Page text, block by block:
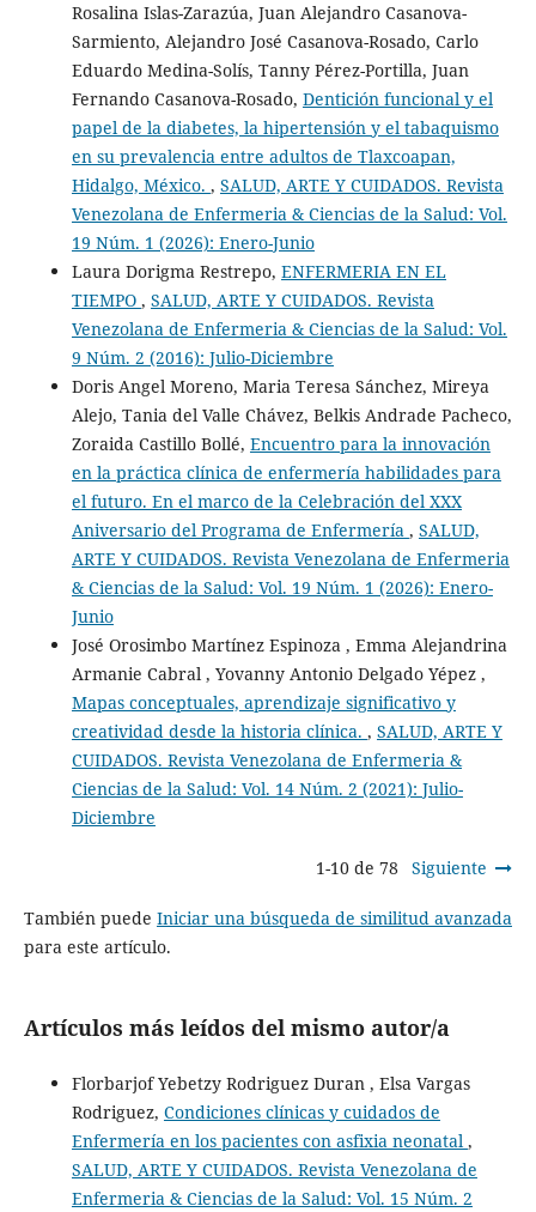
Rosalina Islas-Zarazúa, Juan Alejandro Casanova-
Sarmiento, Alejandro José Casanova-Rosado, Carlo
Eduardo Medina-Solís, Tanny Pérez-Portilla, Juan
Fernando Casanova-Rosado, Dentición funcional y el
papel de la diabetes, la hipertensión y el tabaquismo
en su prevalencia entre adultos de Tlaxcoapan,
Hidalgo, México. , SALUD, ARTE Y CUIDADOS. Revista
Venezolana de Enfermeria & Ciencias de la Salud: Vol.
19 Núm. 1 (2026): Enero-Junio
Laura Dorigma Restrepo, ENFERMERIA EN EL
TIEMPO , SALUD, ARTE Y CUIDADOS. Revista
Venezolana de Enfermeria & Ciencias de la Salud: Vol.
9 Núm. 2 (2016): Julio-Diciembre
Doris Angel Moreno, Maria Teresa Sánchez, Mireya
Alejo, Tania del Valle Chávez, Belkis Andrade Pacheco,
Zoraida Castillo Bollé, Encuentro para la innovación
en la práctica clínica de enfermería habilidades para
el futuro. En el marco de la Celebración del XXX
Aniversario del Programa de Enfermería , SALUD,
ARTE Y CUIDADOS. Revista Venezolana de Enfermeria
& Ciencias de la Salud: Vol. 19 Núm. 1 (2026): Enero-
Junio
José Orosimbo Martínez Espinoza , Emma Alejandrina
Armanie Cabral , Yovanny Antonio Delgado Yépez ,
Mapas conceptuales, aprendizaje significativo y
creatividad desde la historia clínica. , SALUD, ARTE Y
CUIDADOS. Revista Venezolana de Enfermeria &
Ciencias de la Salud: Vol. 14 Núm. 2 (2021): Julio-
Diciembre
1-10 de 78 Siguiente
También puede Iniciar una búsqueda de similitud avanzada
para este artículo.
Artículos más leídos del mismo autor/a
Florbarjof Yebetzy Rodriguez Duran , Elsa Vargas
Rodriguez, Condiciones clínicas y cuidados de
Enfermería en los pacientes con asfixia neonatal ,
SALUD, ARTE Y CUIDADOS. Revista Venezolana de
Enfermeria & Ciencias de la Salud: Vol. 15 Núm. 2